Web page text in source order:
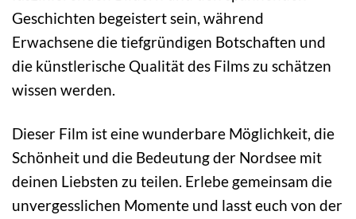
Geschichten begeistert sein, während
Erwachsene die tiefgründigen Botschaften und
die künstlerische Qualität des Films zu schätzen
wissen werden.
Dieser Film ist eine wunderbare Möglichkeit, die
Schönheit und die Bedeutung der Nordsee mit
deinen Liebsten zu teilen. Erlebe gemeinsam die
unvergesslichen Momente und lasst euch von der